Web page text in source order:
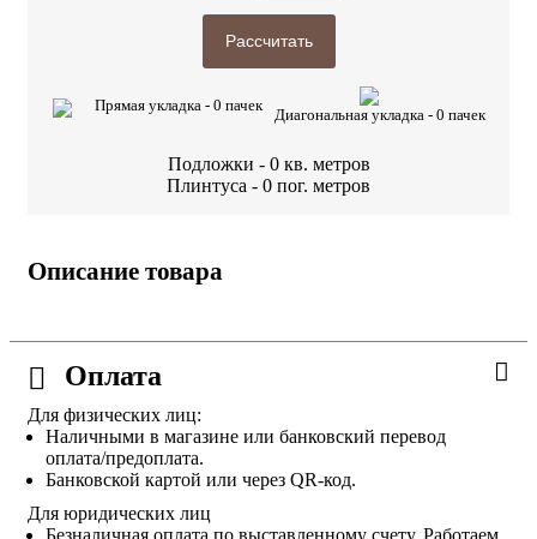
Рассчитать
Прямая укладка - 0 пачек
Диагональная укладка - 0 пачек
Подложки - 0 кв. метров
Плинтуса - 0 пог. метров
Описание товара
Оплата
Для физических лиц:
Наличными в магазине или банковский перевод
оплата/предоплата.
Банковской картой или через QR-код.
Для юридических лиц